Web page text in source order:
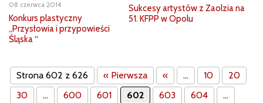
08 czerwca 2014
Konkurs plastyczny
„Przysłowia i przypowieści
Śląska “
Sukcesy artystów z Zaolzia na
51. KFPP w Opolu
Strona 602 z 626 « Pierwsza « ... 10
20
30
... 600 601 602 603 604
...